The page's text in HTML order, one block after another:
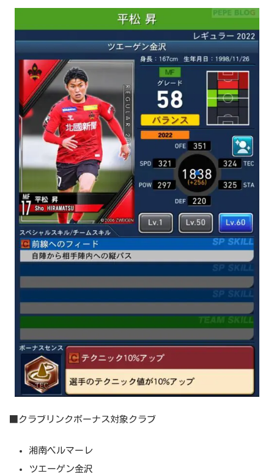
■クラブリンクボーナス対象クラブ
湘南ベルマーレ
ツエーゲン金沢